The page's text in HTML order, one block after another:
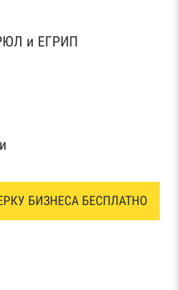
и ЕГРИП
БИЗНЕСА БЕСПЛАТНО